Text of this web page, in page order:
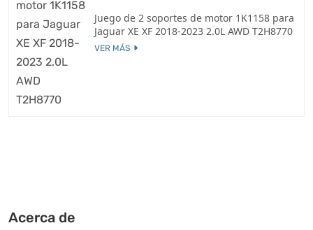
Juego de 2 soportes de motor 1K1158 para
Jaguar XE XF 2018-2023 2.0L AWD T2H8770
VER MÁS
Acerca de